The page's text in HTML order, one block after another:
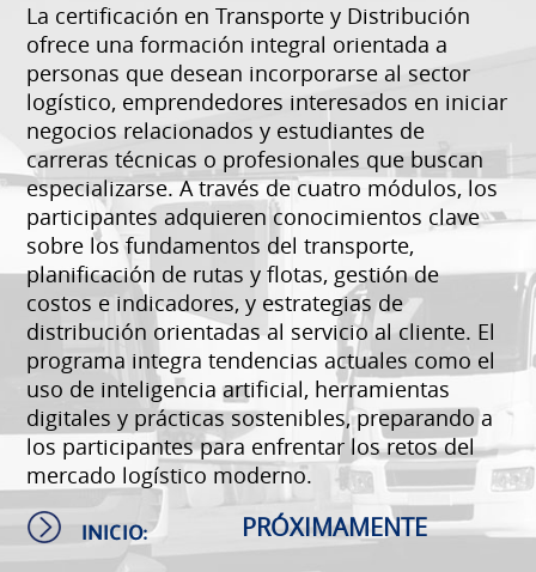
La certificación en Transporte y Distribución
ofrece una formación integral orientada a
personas que desean incorporarse al sector
logístico, emprendedores interesados en iniciar
negocios relacionados y estudiantes de
carreras técnicas o profesionales que buscan
especializarse. A través de cuatro módulos, los
participantes adquieren conocimientos clave
sobre los fundamentos del transporte,
planificación de rutas y flotas, gestión de
costos e indicadores, y estrategias de
distribución orientadas al servicio al cliente. El
programa integra tendencias actuales como el
uso de inteligencia artificial, herramientas
digitales y prácticas sostenibles, preparando a
los participantes para enfrentar los retos del
mercado logístico moderno.
INICIO: PRÓXIMAMENTE